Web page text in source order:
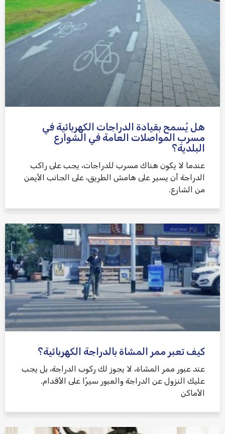
هل يُسمح بقيادة الدراجات الكهربائية في
مسرب المواصلات العامة في الشوارع
البلدية؟
عندما لا يكون هناك مسرب للدراجات، يجب على راكب
الدراجة أن يسير على هامش الطريق، على الجانب الأيمن
من الشارع.
كيف تعبر ممر المشاة بالدراجة الكهربائية؟
عند عبور ممر المشاة، لا يجوز لك ركوب الدراجة، بل يجب
عليك النزول عن الدراجة والعبور سيرًا على الأقدام.
الأماكن